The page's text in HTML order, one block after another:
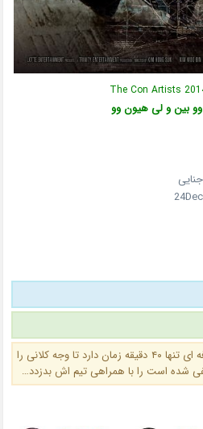
وو بین و لی هیون وو
خلاصه داستان: یک متخصص حرفه ای تنها ۴۰ دقیقه زمان دارد تا وجه کلانی را
است را با همراهی تیم اش بدزدد…